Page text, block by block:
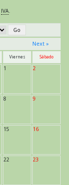
IVA
Next »
Viernes Sábado
1 2
8 9
15 16
22 23